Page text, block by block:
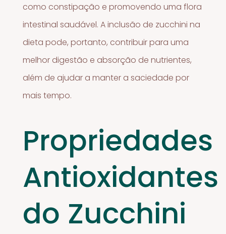
como constipação e promovendo uma flora
intestinal saudável. A inclusão de zucchini na
dieta pode, portanto, contribuir para uma
melhor digestão e absorção de nutrientes,
além de ajudar a manter a saciedade por
mais tempo.
Propriedades
Antioxidantes
do Zucchini